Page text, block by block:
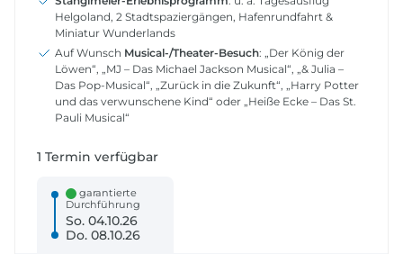
Helgoland, 2 Stadtspaziergängen, Hafenrundfahrt &
Miniatur Wunderlands
Auf Wunsch Musical-/Theater-Besuch: „Der König der
Löwen“, „MJ – Das Michael Jackson Musical“, „& Julia –
Das Pop-Musical“, „Zurück in die Zukunft“, „Harry Potter
und das verwunschene Kind“ oder „Heiße Ecke – Das St.
Pauli Musical“
garantierte
Durchführung
So. 04.10.26
Do. 08.10.26
1 Termin verfügbar